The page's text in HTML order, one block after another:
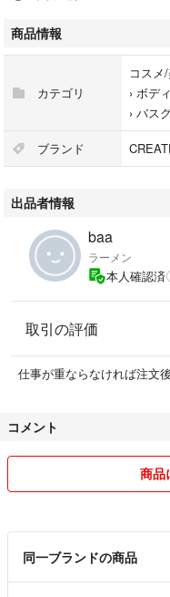
商品情報
カテゴリ
コスメ
› ボデ
› バス
ブランド
出品者情報
baa
ラーメン
本人確認済
取引の評価
仕事が重ならなければ注文
コメント
商品
同一ブランドの商品